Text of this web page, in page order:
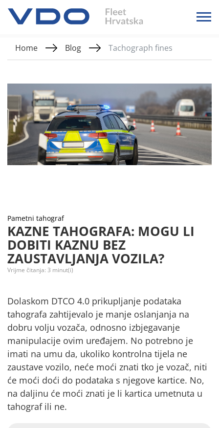
Home Blog Tachograph fines
Pametni tahograf
KAZNE TAHOGRAFA: MOGU LI
DOBITI KAZNU BEZ
ZAUSTAVLJANJA VOZILA?
Vrijme čitanja: 3 minut(i)
Dolaskom DTCO 4.0 prikupljanje podataka
tahografa zahtijevalo je manje oslanjanja na
dobru volju vozača, odnosno izbjegavanje
manipulacije ovim uređajem. No potrebno je
imati na umu da, ukoliko kontrolna tijela ne
zaustave vozilo, neće moći znati tko je vozač, niti
će moći doći do podataka s njegove kartice. No,
na daljinu će moći znati je li kartica umetnuta u
tahograf ili ne.